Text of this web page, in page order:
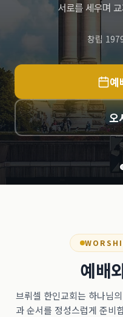
서로를 세우며
창립
예
오
예배
브뤼셀 한인교회는 하나님
과 순서를 정성스럽게 준비